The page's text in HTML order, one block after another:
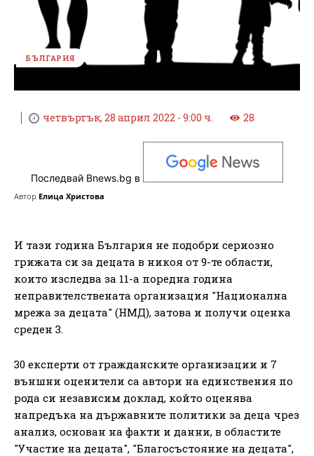
БЪЛГАРИЯ
четвъртък, 28 април 2022 - 9:00 ч. 28
Последвай Bnews.bg в
Автор Елица Христова
И тази година България не подобри сериозно
грижата си за децата в никоя от 9-те области,
които изследва за 11-а поредна година
неправителствената организация "Национална
мрежа за децата" (НМД), затова и получи оценка
среден 3.
30 експерти от гражданските организации и 7
външни оценители са автори на единствения по
рода си независим доклад, който оценява
напредъка на държавните политики за деца чрез
анализ, основан на факти и данни, в областите
"Участие на децата", "Благосъстояние на децата",